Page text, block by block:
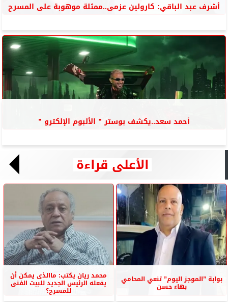
أشرف عبد الباقي: كارولين عزمى..ممثلة موهوبة على المسرح
أحمد سعد..يكشف بوستر ” الألبوم الإلكترو ”
الأعلى قراءة
بوابة ”الموجز اليوم” تنعي المحامي
بهاء حسن
محمد ريان يكتب: ماالذى يمكن أن
يفعله الرئيس الجديد للبيت الفنى
للمسرح؟